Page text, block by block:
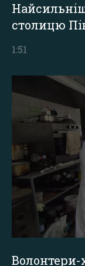
столицю
1:51
Волонтери-